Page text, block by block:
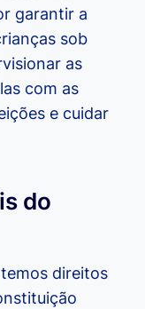
garantir a
sob
as
com as
e cuidar
do
direitos